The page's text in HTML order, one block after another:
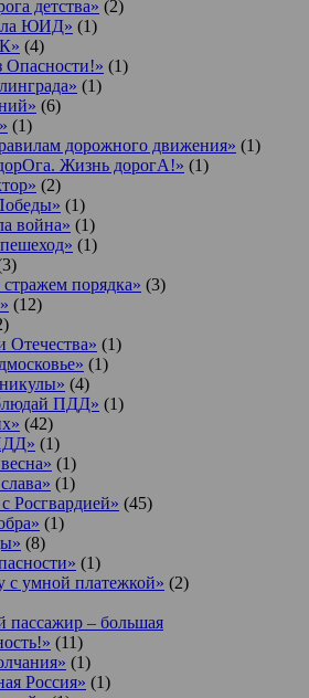
детства» (2)
ЮИД» (1)
(4)
Опасности!» (1)
(1)
(6)
(1)
дорожного движения» (1)
Жизнь дорогА!» (1)
(2)
(1)
война» (1)
(1)
стражем порядка» (3)
(12)
Отечества» (1)
(1)
(4)
ПДД» (1)
(42)
(1)
(1)
(1)
Росгвардией» (45)
(1)
(8)
(1)
с умной платежкой» (2)
пассажир – большая
(11)
(1)
Россия» (1)